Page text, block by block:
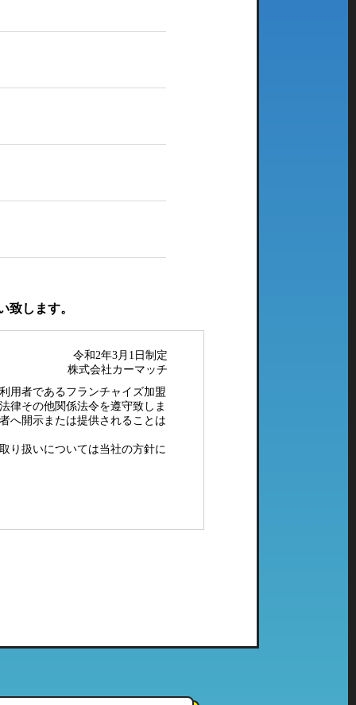
致します。
令和2年3月1日制定
株式会社カーマッチ
用者であるフランチャイズ加盟
律その他関係法令を遵守致しま
へ開示または提供されることは
り扱いについては当社の方針に